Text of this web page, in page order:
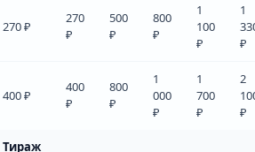
270 ₽
270
₽
500
₽
800
₽
1
100
₽
1
₽
400 ₽
400
₽
800
₽
1
000
₽
1
700
₽
2
₽
Тираж